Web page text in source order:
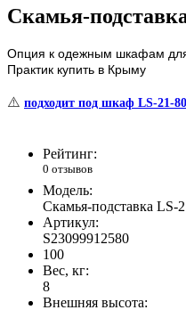
Скамья-
Опция к одежным шкафам для
Практик купить в Крыму
⚠️ подходит под шкаф LS-21-80
Рейтинг:
0 отзывов
Модель:
Скамья-подставка LS-
Артикул:
S23099912580
100
Вес, кг:
8
Внешняя высота: